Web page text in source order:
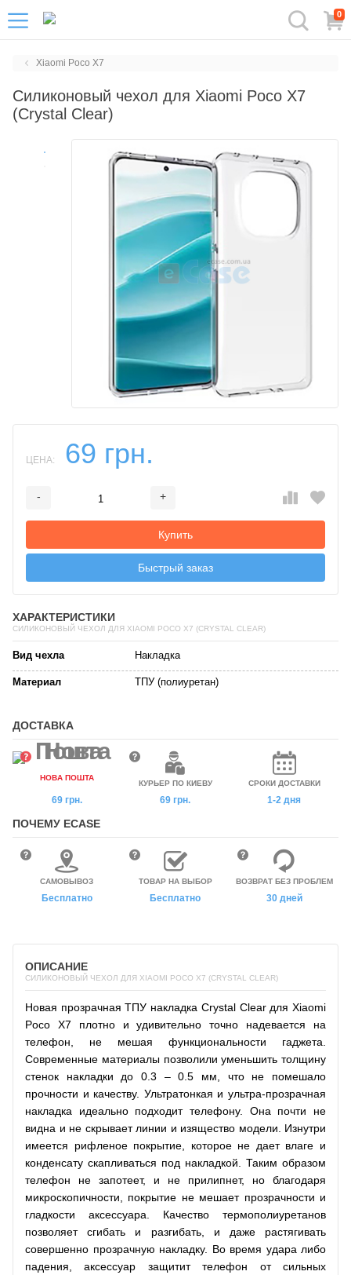
0
Xiaomi Poco X7
Силиконовый чехол для Xiaomi Poco X7
(Crystal Clear)
ЦЕНА: 69 грн.
- +
Купить
Быстрый заказ
ХАРАКТЕРИСТИКИ
СИЛИКОНОВЫЙ ЧЕХОЛ ДЛЯ XIAOMI POCO X7 (CRYSTAL CLEAR)
Вид чехла Накладка
Материал ТПУ (полиуретан)
ДОСТАВКА
НОВА ПОШТА
69 грн.
КУРЬЕР ПО КИЕВУ
69 грн.
СРОКИ ДОСТАВКИ
1-2 дня
ПОЧЕМУ ECASE
САМОВЫВОЗ
Бесплатно
ТОВАР НА ВЫБОР
Бесплатно
ВОЗВРАТ БЕЗ ПРОБЛЕМ
30 дней
ОПИСАНИЕ
СИЛИКОНОВЫЙ ЧЕХОЛ ДЛЯ XIAOMI POCO X7 (CRYSTAL CLEAR)
Новая прозрачная ТПУ накладка Crystal Clear для Xiaomi
Poco X7 плотно и удивительно точно надевается на
телефон, не мешая функциональности гаджета.
Современные материалы позволили уменьшить толщину
стенок накладки до 0.3 – 0.5 мм, что не помешало
прочности и качеству. Ультратонкая и ультра-прозрачная
накладка идеально подходит телефону. Она почти не
видна и не скрывает линии и изящество модели. Изнутри
имеется рифленое покрытие, которое не дает влаге и
конденсату скапливаться под накладкой. Таким образом
телефон не запотеет, и не прилипнет, но благодаря
микроскопичности, покрытие не мешает прозрачности и
гладкости аксессуара. Качество термополиуретанов
позволяет сгибать и разгибать, и даже растягивать
совершенно прозрачную накладку. Во время удара либо
падения, аксессуар защитит телефон от сильных